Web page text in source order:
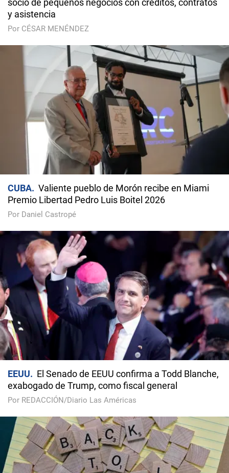
y asistencia
Por CÉSAR MENÉNDEZ
CUBA
Valiente pueblo de Morón recibe en Miami
Premio Libertad Pedro Luis Boitel 2026
Por Daniel Castropé
EEUU
El Senado de EEUU confirma a Todd Blanche,
exabogado de Trump, como fiscal general
Por REDACCIÓN/Diario Las Américas